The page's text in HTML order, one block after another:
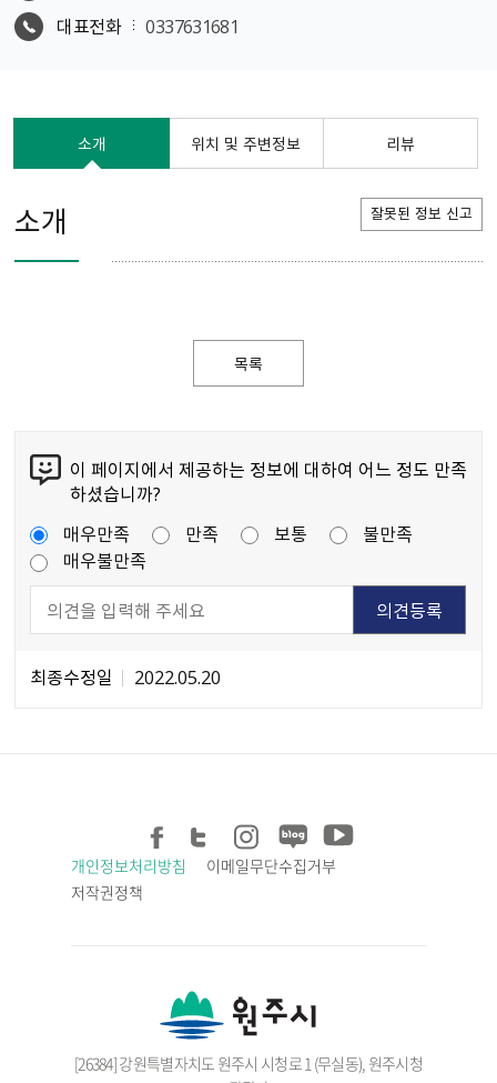
대표전화
0337631681
소개 위치 및 주변정보 리뷰
소개 잘못된 정보 신고
목록
이 페이지에서 제공하는 정보에 대하여 어느 정도 만족
하셨습니까?
매우만족
만족 보통
불만족
매우불만족
최종수정일 2022.05.20
개인정보처리방침
이메일무단수집거부
저작권정책
[26384] 강원특별자치도 원주시 시청로 1 (무실동), 원주시청